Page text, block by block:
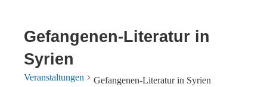
Gefangenen-Literatur in
Syrien
Veranstaltungen Gefangenen-Literatur in Syrien